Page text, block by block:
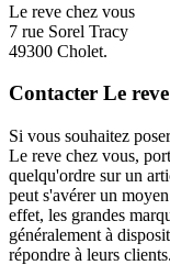
Le reve chez vous
7 rue Sorel Tracy
49300 Cholet.
Contacter Le
Si vous souhaitez
Le reve chez vous,
quelqu'ordre sur un
peut s'avérer un
effet, les grandes
généralement à
répondre à leurs clients.